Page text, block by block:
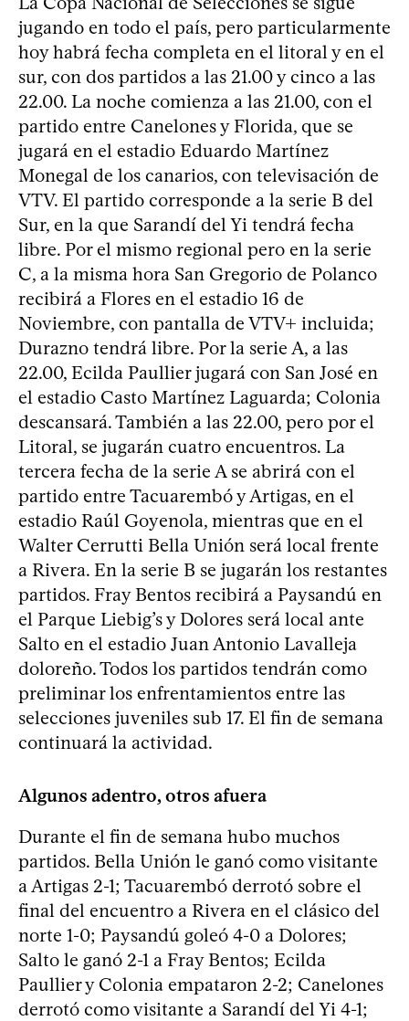
jugando en todo el país, pero particularmente
hoy habrá fecha completa en el litoral y en el
sur, con dos partidos a las 21.00 y cinco a las
22.00. La noche comienza a las 21.00, con el
partido entre Canelones y Florida, que se
jugará en el estadio Eduardo Martínez
Monegal de los canarios, con televisación de
VTV. El partido corresponde a la serie B del
Sur, en la que Sarandí del Yi tendrá fecha
libre. Por el mismo regional pero en la serie
C, a la misma hora San Gregorio de Polanco
recibirá a Flores en el estadio 16 de
Noviembre, con pantalla de VTV+ incluida;
Durazno tendrá libre. Por la serie A, a las
22.00, Ecilda Paullier jugará con San José en
el estadio Casto Martínez Laguarda; Colonia
descansará. También a las 22.00, pero por el
Litoral, se jugarán cuatro encuentros. La
tercera fecha de la serie A se abrirá con el
partido entre Tacuarembó y Artigas, en el
estadio Raúl Goyenola, mientras que en el
Walter Cerrutti Bella Unión será local frente
a Rivera. En la serie B se jugarán los restantes
partidos. Fray Bentos recibirá a Paysandú en
el Parque Liebig’s y Dolores será local ante
Salto en el estadio Juan Antonio Lavalleja
doloreño. Todos los partidos tendrán como
preliminar los enfrentamientos entre las
selecciones juveniles sub 17. El fin de semana
continuará la actividad.
Algunos adentro, otros afuera
Durante el fin de semana hubo muchos
partidos. Bella Unión le ganó como visitante
a Artigas 2-1; Tacuarembó derrotó sobre el
final del encuentro a Rivera en el clásico del
norte 1-0; Paysandú goleó 4-0 a Dolores;
Salto le ganó 2-1 a Fray Bentos; Ecilda
Paullier y Colonia empataron 2-2; Canelones
derrotó como visitante a Sarandí del Yi 4-1;